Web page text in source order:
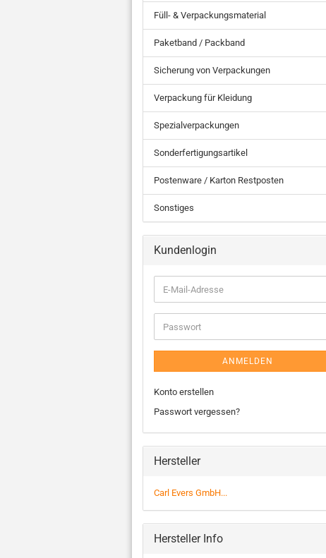
Füll- & Verpackungsmaterial
Paketband / Packband
Sicherung von Verpackungen
Verpackung für Kleidung
Spezialverpackungen
Sonderfertigungsartikel
Postenware / Karton Restposten
Sonstiges
Kundenlogin
ANMELDEN
Konto erstellen
Passwort vergessen?
Hersteller
Carl Evers GmbH...
Hersteller Info